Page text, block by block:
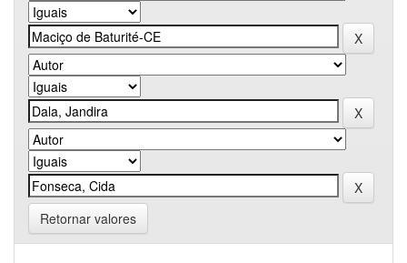
Retornar valores